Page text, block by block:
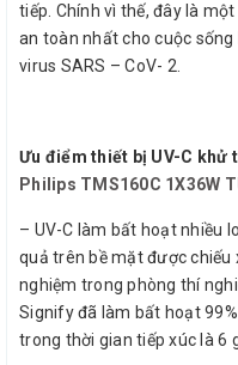
tiếp. Chính vì thế, đây là
an toàn nhất cho cuộc
virus SARS – CoV- 2.
Ưu điểm thiết bị UV-C khử
Philips TMS160C 1X36W
– UV-C làm bất hoạt nhiều
quả trên bề mặt được
nghiệm trong phòng thí
Signify đã làm bất hoạt
trong thời gian tiếp xúc là 6